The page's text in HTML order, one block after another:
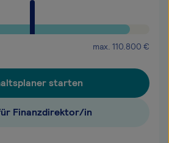
max. 110.800 €
starten
Finanzdirektor/in